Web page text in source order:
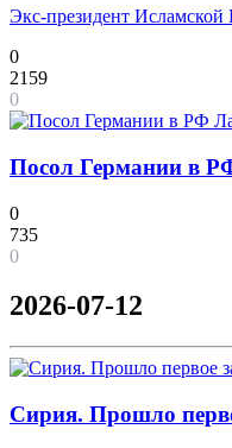
Экс-президент Исламской
0
2159
0
Посол Германии в
0
735
0
2026-07-12
Сирия. Прошло